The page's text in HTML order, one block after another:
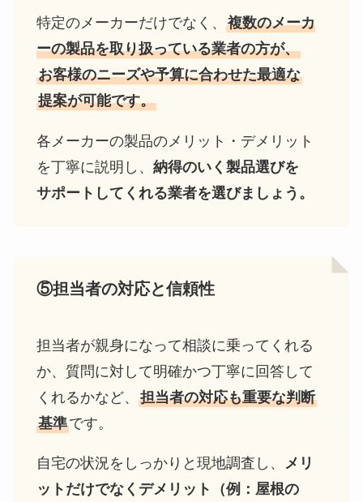
特定のメーカーだけでなく、 複数のメーカ
ーの製品を取り扱っている業者の方が、
お客様のニーズや予算に合わせた最適な
提案が可能です。
各メーカーの製品のメリット・デメリット
を丁寧に説明し、 納得のいく製品選びを
サポートしてくれる業者を選びましょう。
⑤担当者の対応と信頼性
担当者が親身になって相談に乗ってくれる
か、質問に対して明確かつ丁寧に回答して
くれるかなど、 担当者の対応も重要な判断
基準です。
自宅の状況をしっかりと現地調査し、 メリ
ットだけでなくデメリット（例：屋根の